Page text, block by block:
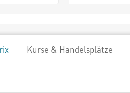
Kurse & Handelsplätze